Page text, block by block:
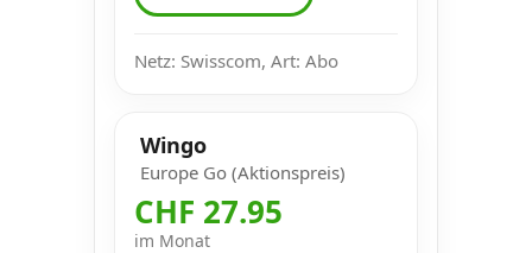
Netz: Swisscom, Art: Abo
Wingo
Europe Go (Aktionspreis)
CHF 27.95
im Monat